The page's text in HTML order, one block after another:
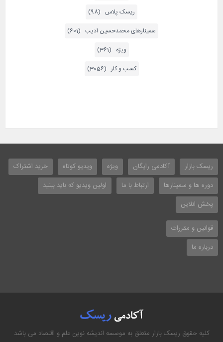
ریسک پلاس (98)
سمینارهای محمدحسین ادیب (601)
ویژه (361)
کسب و کار (3056)
ریسک بازار آکادمی رایگان ویژه ویدیو کوتاه
خرید اشتراک
دوره ها و سمینارها
ارتباط با ما
اولین ویدیو که باید ببنید
پخش انلاین
قوانین و مقررات
درباره ما
کلیه حقوق ریسک بازار متعلق به موسسه اندیشه نوین علم و اقتصاد می باشد